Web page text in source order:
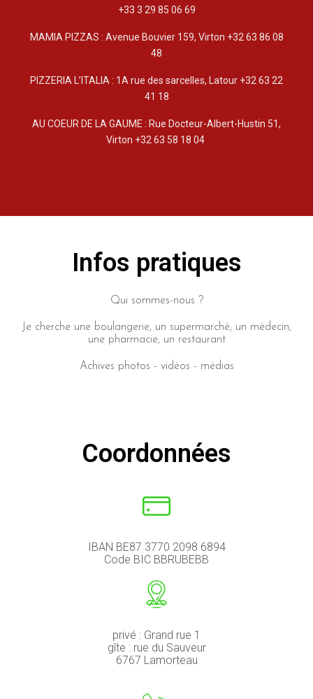
+33 3 29 85 06 69
MAMIA PIZZAS : Avenue Bouvier 159, Virton +32 63 86 08
48
PIZZERIA L’ITALIA : 1A rue des sarcelles, Latour +32 63 22
41 18
AU COEUR DE LA GAUME : Rue Docteur-Albert-Hustin 51,
Virton +32 63 58 18 04
Infos pratiques
Qui sommes-nous ?
Je cherche une boulangerie, un supermarché, un médecin,
une pharmacie, un restaurant
Achives photos - vidéos - médias
Coordonnées
IBAN BE87 3770 2098 6894
Code BIC BBRUBEBB
privé : Grand rue 1
gîte : rue du Sauveur
6767 Lamorteau